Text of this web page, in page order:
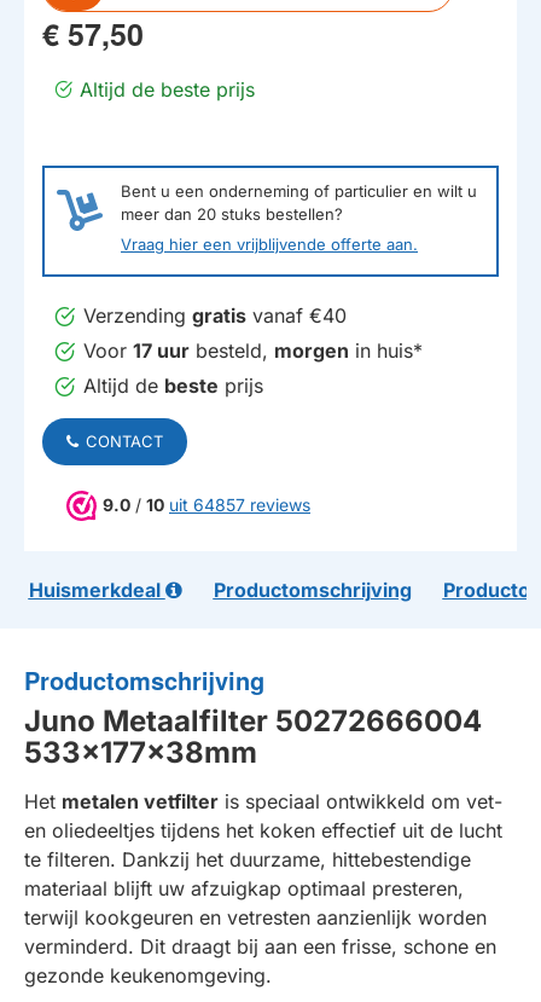
€ 57,50
Altijd de beste prijs
Bent u een onderneming of particulier en wilt u
meer dan 20 stuks bestellen?
Vraag hier een vrijblijvende offerte aan.
Verzending gratis vanaf €40
Voor 17 uur besteld, morgen in huis*
Altijd de beste prijs
CONTACT
9.0 / 10 uit 64857 reviews
Huismerkdeal Productomschrijving
Productomschrijving
Juno Metaalfilter 50272666004
533x177x38mm
Het metalen vetfilter is speciaal ontwikkeld om vet-
en oliedeeltjes tijdens het koken effectief uit de lucht
te filteren. Dankzij het duurzame, hittebestendige
materiaal blijft uw afzuigkap optimaal presteren,
terwijl kookgeuren en vetresten aanzienlijk worden
verminderd. Dit draagt bij aan een frisse, schone en
gezonde keukenomgeving.